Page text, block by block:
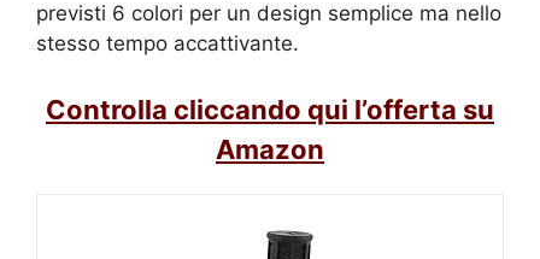
previsti 6 colori per un design semplice ma nello
stesso tempo accattivante.
Controlla cliccando qui l’offerta su
Amazon